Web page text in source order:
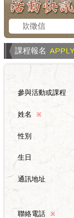
捐款徵信
課程報名 APPLY
參與活動或課程
姓名 ※
性別
生日
通訊地址
聯絡電話 ※